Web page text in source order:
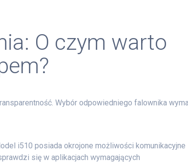
O czym warto
Wybór odpowiedniego falownika
i510 posiada okrojone możliwości komunikacyjne
się w aplikacjach wymagających